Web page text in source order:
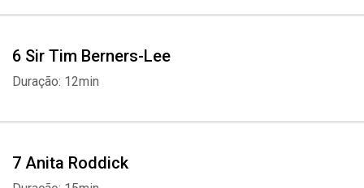
6 Sir Tim Berners-Lee
Duração: 12min
7 Anita Roddick